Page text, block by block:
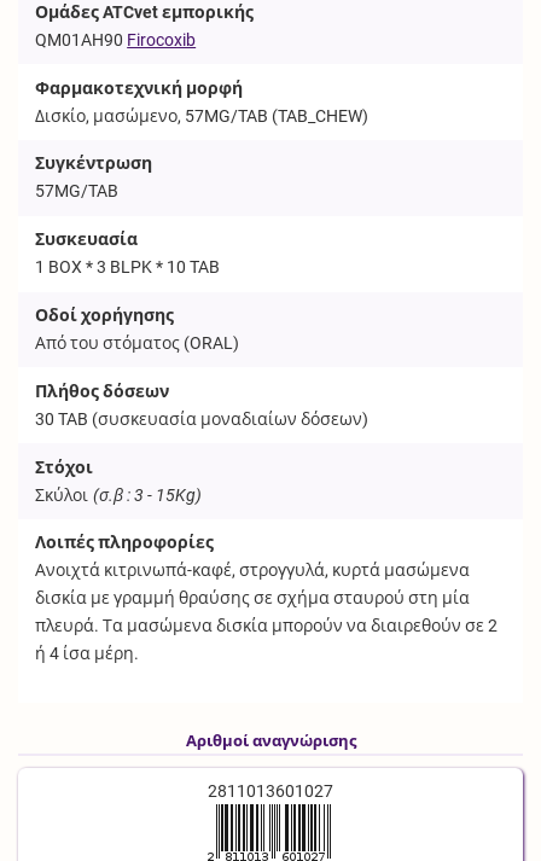
Ομάδες ATCvet εμπορικής
QM01AH90 Firocoxib
Φαρμακοτεχνική μορφή
Δισκίο, μασώμενο, 57MG/TAB (TAB_CHEW)
Συγκέντρωση
57MG/TAB
Συσκευασία
1 BOX * 3 BLPK * 10 TAB
Οδοί χορήγησης
Από του στόματος (ORAL)
Πλήθος δόσεων
30TAB (συσκευασία μοναδιαίων δόσεων)
Στόχοι
Σκύλοι (σ.β : 3 - 15Kg)
Λοιπές πληροφορίες
Ανοιχτά κιτρινωπά-καφέ, στρογγυλά, κυρτά μασώμενα
δισκία με γραμμή θραύσης σε σχήμα σταυρού στη μία
πλευρά. Τα μασώμενα δισκία μπορούν να διαιρεθούν σε 2
ή 4 ίσα μέρη.
Αριθμοί αναγνώρισης
2811013601027